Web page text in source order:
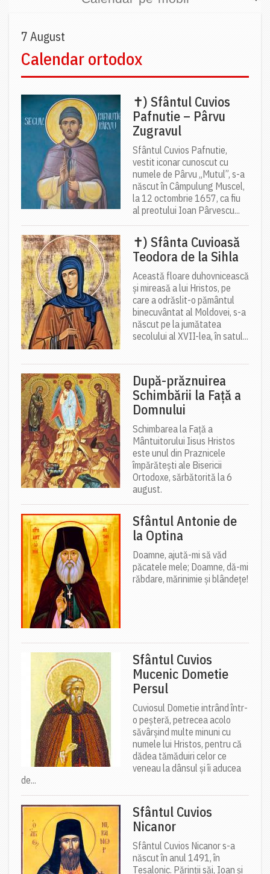
7 August
Calendar ortodox
✝) Sfântul Cuvios
Pafnutie – Pârvu
Zugravul
Sfântul Cuvios Pafnutie,
vestit iconar cunoscut cu
numele de Pârvu „Mutul”, s-a
născut în Câmpulung Muscel,
la 12 octombrie 1657, ca fiu
al preotului Ioan Pârvescu...
✝) Sfânta Cuvioasă
Teodora de la Sihla
Această floare duhovnicească
și mireasă a lui Hristos, pe
care a odrăslit-o pământul
binecuvântat al Moldovei, s-a
născut pe la jumătatea
secolului al XVII-lea, în satul...
După-prăznuirea
Schimbării la Față a
Domnului
Schimbarea la Față a
Mântuitorului Iisus Hristos
este unul din Praznicele
împărătești ale Bisericii
Ortodoxe, sărbătorită la 6
august.
Sfântul Antonie de
la Optina
Doamne, ajută-mi să văd
păcatele mele; Doamne, dă-mi
răbdare, mărinimie şi blândeţe!
Sfântul Cuvios
Mucenic Dometie
Persul
Cuviosul Dometie intrând într-
o peșteră, petrecea acolo
săvârșind multe minuni cu
numele lui Hristos, pentru că
dădea tămăduiri celor ce
veneau la dânsul și îi aducea
de...
Sfântul Cuvios
Nicanor
Sfântul Cuvios Nicanor s-a
născut în anul 1491, în
Tesalonic. Părinții săi, Ioan și